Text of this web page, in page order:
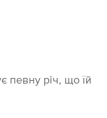
певну річ, що їй